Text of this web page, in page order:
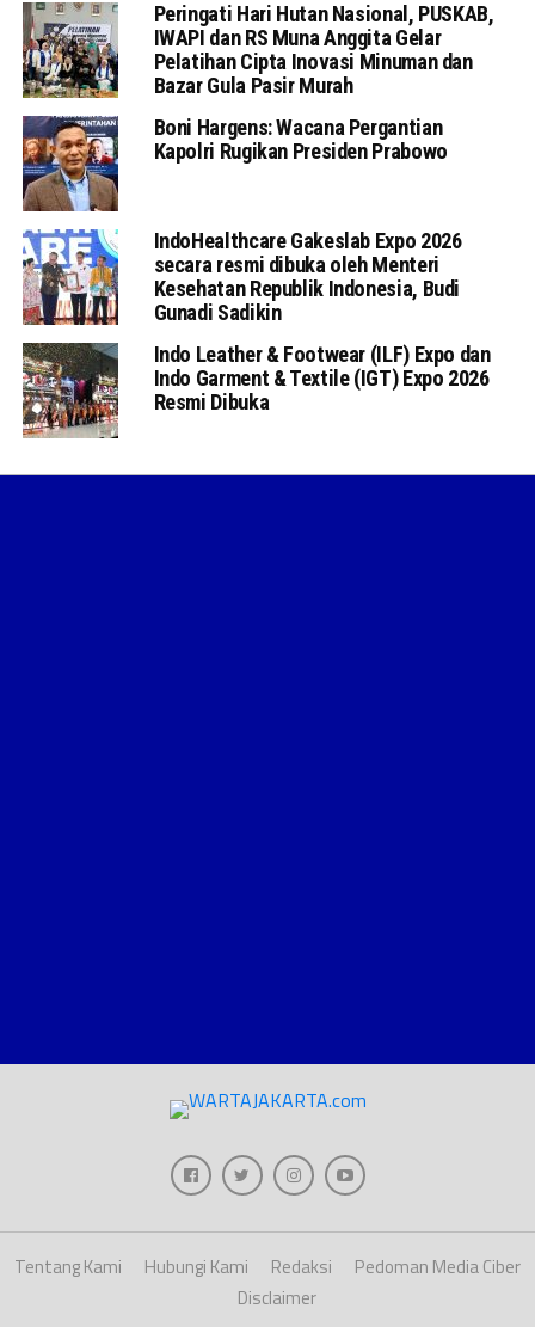
Peringati Hari Hutan Nasional, PUSKAB,
IWAPI dan RS Muna Anggita Gelar
Pelatihan Cipta Inovasi Minuman dan
Bazar Gula Pasir Murah
Boni Hargens: Wacana Pergantian
Kapolri Rugikan Presiden Prabowo
IndoHealthcare Gakeslab Expo 2026
secara resmi dibuka oleh Menteri
Kesehatan Republik Indonesia, Budi
Gunadi Sadikin
Indo Leather & Footwear (ILF) Expo dan
Indo Garment & Textile (IGT) Expo 2026
Resmi Dibuka
Tentang Kami Hubungi Kami Redaksi
Pedoman Media Ciber
Disclaimer